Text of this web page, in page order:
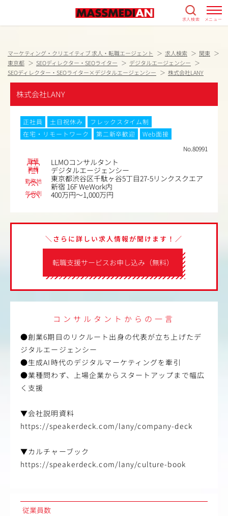
求人検索 メニュー
マーケティング・クリエイティブ 求人・転職エージェント 求人検索
関東
東京都
SEOディレクター・SEOライター
デジタルエージェンシー
SEOディレクター・SEOライター×デジタルエージェンシー
株式会社LANY
株式会社LANY
正社員 土日祝休み
フレックスタイム制
在宅・リモートワーク
第二新卒歓迎
Web面接
No.80991
職種 LLMOコンサルタント
業種 デジタルエージェンシー
勤務地
東京都渋谷区千駄ヶ谷5丁目27-5リンクスクエア
新宿 16F WeWork内
年収例 400万円～1,000万円
転職支援サービスお申し込み（無料）
＼さらに詳しい求人情報が聞けます！／
コンサルタントからの一言
●創業6期目のリクルート出身の代表が立ち上げたデ
ジタルエージェンシー
●生成AI時代のデジタルマーケティングを牽引
●業種問わず、上場企業からスタートアップまで幅広
く支援
▼会社説明資料
https://speakerdeck.com/lany/company-deck
▼カルチャーブック
https://speakerdeck.com/lany/culture-book
従業員数